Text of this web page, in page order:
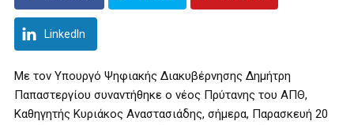
LinkedIn
Με τον Υπουργό Ψηφιακής Διακυβέρνησης Δημήτρη
Παπαστεργίου συναντήθηκε ο νέος Πρύτανης του ΑΠΘ,
Καθηγητής Κυριάκος Αναστασιάδης, σήμερα, Παρασκευή 20